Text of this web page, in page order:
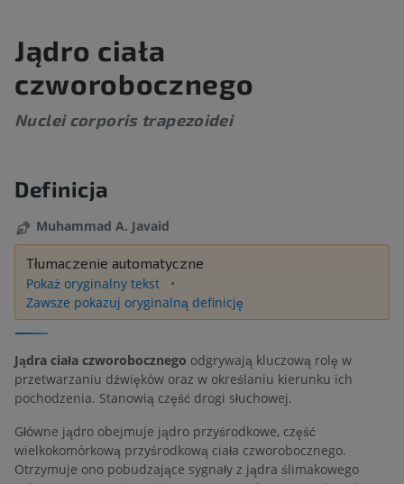
Jądro ciała
czworobocznego
Nuclei corporis trapezoidei
Definicja
Muhammad A. Javaid
Tłumaczenie automatyczne
Pokaż oryginalny tekst
Zawsze pokazuj oryginalną definicję
Jądra ciała czworobocznego odgrywają kluczową rolę w
przetwarzaniu dźwięków oraz w określaniu kierunku ich
pochodzenia. Stanowią część drogi słuchowej.
Główne jądro obejmuje jądro przyśrodkowe, część
wielkokomórkową przyśrodkową ciała czworobocznego.
Otrzymuje ono pobudzające sygnały z jądra ślimakowego